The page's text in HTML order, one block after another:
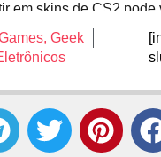
em skins de CS2 pode
, Geek